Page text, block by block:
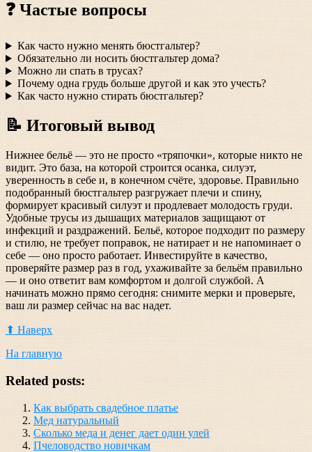
❓ Частые вопросы
Как часто нужно менять бюстгальтер?
Обязательно ли носить бюстгальтер дома?
Можно ли спать в трусах?
Почему одна грудь больше другой и как это учесть?
Как часто нужно стирать бюстгальтер?
📝 Итоговый вывод
Нижнее бельё — это не просто «тряпочки», которые никто не
видит. Это база, на которой строится осанка, силуэт,
уверенность в себе и, в конечном счёте, здоровье. Правильно
подобранный бюстгальтер разгружает плечи и спину,
формирует красивый силуэт и продлевает молодость груди.
Удобные трусы из дышащих материалов защищают от
инфекций и раздражений. Бельё, которое подходит по размеру
и стилю, не требует поправок, не натирает и не напоминает о
себе — оно просто работает. Инвестируйте в качество,
проверяйте размер раз в год, ухаживайте за бельём правильно
— и оно ответит вам комфортом и долгой службой. А
начинать можно прямо сегодня: снимите мерки и проверьте,
ваш ли размер сейчас на вас надет.
⬆ Наверх
На главную
Related posts:
Как выбрать свадебное платье
Мед натуральный
Сколько меда и денег дает один улей
Пчеловодство новичкам